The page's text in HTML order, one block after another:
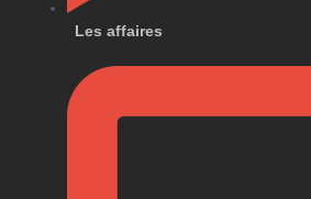
Les affaires